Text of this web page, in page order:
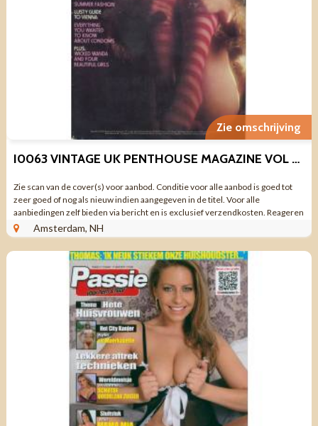
Zie omschrijving
I0063 VINTAGE UK PENTHOUSE MAGAZINE VOL 10 NO 5
Zie scan van de cover(s) voor aanbod. Conditie voor alle aanbod is goed tot
zeer goed of nog als nieuw indien aangegeven in de titel. Voor alle
aanbiedingen zelf bieden via bericht en is exclusief verzendkosten. Reageren
via aanbieding ...
Amsterdam, NH